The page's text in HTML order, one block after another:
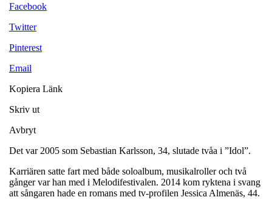
Facebook
Twitter
Pinterest
Email
Kopiera Länk
Skriv ut
Avbryt
Det var 2005 som Sebastian Karlsson, 34, slutade tvåa i ”Idol”.
Karriären satte fart med både soloalbum, musikalroller och två
gånger var han med i Melodifestivalen. 2014 kom ryktena i svang
att sångaren hade en romans med tv-profilen Jessica Almenäs, 44.